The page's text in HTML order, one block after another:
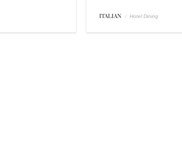
ITALIAN / Hotel Dining